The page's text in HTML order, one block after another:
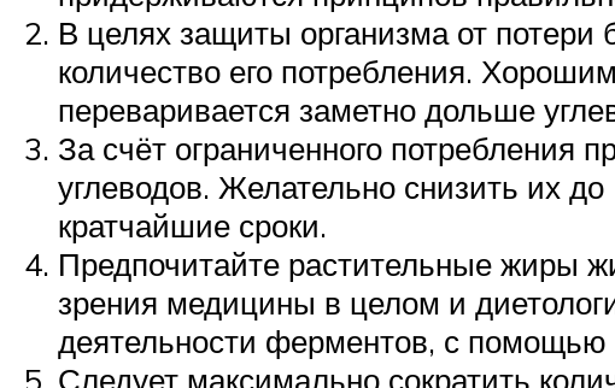
В целях защиты организма от потери
количество его потребления.
переваривается заметно дольше
За счёт ограниченного потребления
углеводов. Желательно снизить их до
кратчайшие сроки.
Предпочитайте растительные жиры
зрения медицины в целом и
деятельности ферментов, с помощью
Следует максимально сократить